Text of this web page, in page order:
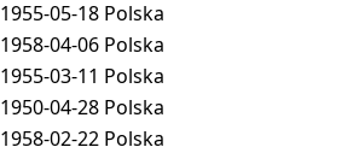
1955-05-18 Polska
1958-04-06 Polska
1955-03-11 Polska
1950-04-28 Polska
1958-02-22 Polska